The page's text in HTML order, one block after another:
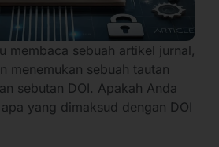
membaca sebuah artikel jurnal,
menemukan sebuah tautan
sebutan DOI. Apakah Anda
yang dimaksud dengan DOI